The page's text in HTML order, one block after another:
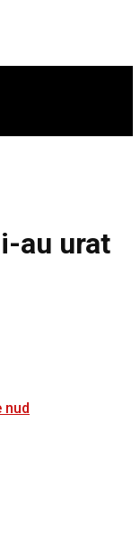
au urat